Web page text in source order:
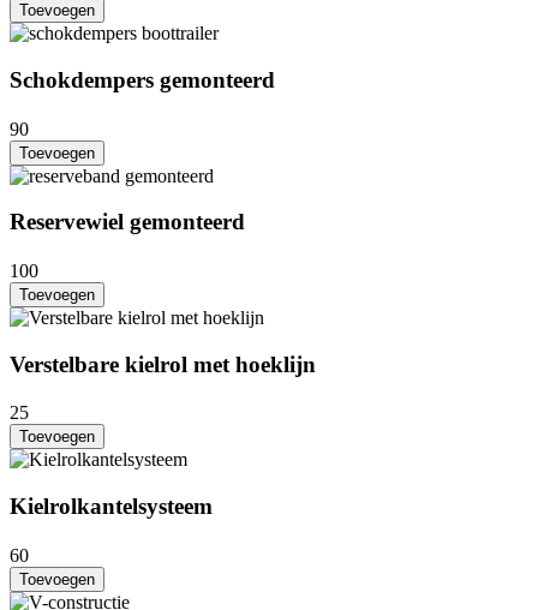
Toevoegen
Schokdempers gemonteerd
90
Toevoegen
Reservewiel gemonteerd
100
Toevoegen
Verstelbare kielrol met hoeklijn
25
Toevoegen
Kielrolkantelsysteem
60
Toevoegen